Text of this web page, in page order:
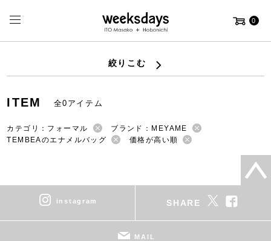
0
絞りこむ
ITEM 全0アイテム
カテゴリ：フォーマル
ブランド：MEYAME
TEMBEAのエナメルバッグ
価格が高い順
instagram SHARE
MAIL